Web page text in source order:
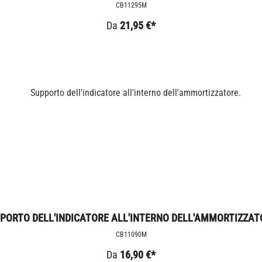
CB11295M
Da 21,95 €*
DELL'INDICATORE ALL'INTERNO
CB11090M
Da 16,90 €*